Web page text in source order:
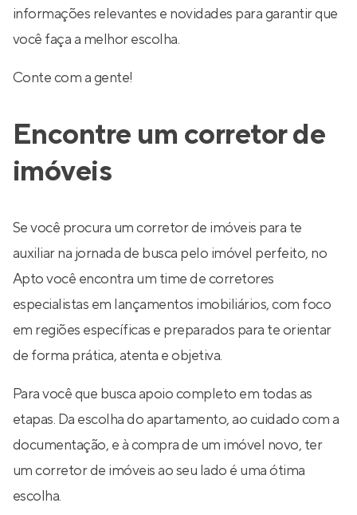
informações relevantes e novidades para garantir que
você faça a melhor escolha.
Conte com a gente!
Encontre um corretor de
imóveis
Se você procura um corretor de imóveis para te
auxiliar na jornada de busca pelo imóvel perfeito, no
Apto você encontra um time de corretores
especialistas em lançamentos imobiliários, com foco
em regiões específicas e preparados para te orientar
de forma prática, atenta e objetiva.
Para você que busca apoio completo em todas as
etapas. Da escolha do apartamento, ao cuidado com a
documentação, e à compra de um imóvel novo, ter
um corretor de imóveis ao seu lado é uma ótima
escolha.